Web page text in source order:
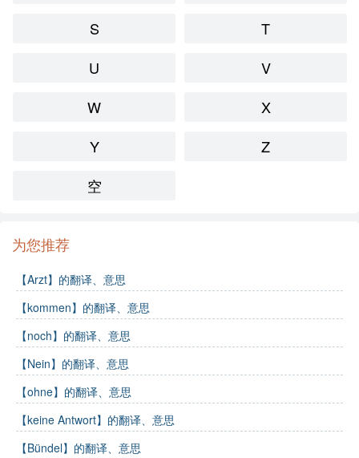
S
T
U
V
W
X
Y
Z
空
为您推荐
【Arzt】的翻译、意思
【kommen】的翻译、意思
【noch】的翻译、意思
【Nein】的翻译、意思
【ohne】的翻译、意思
【keine Antwort】的翻译、意思
【Bündel】的翻译、意思